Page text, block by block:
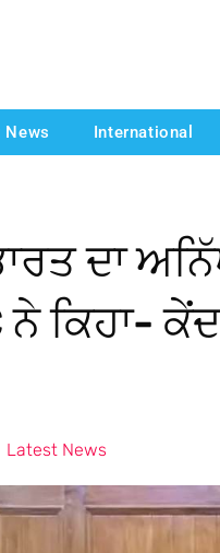
News International
ਦਾ
ਨੇ ਕਿਹਾ-
Latest News